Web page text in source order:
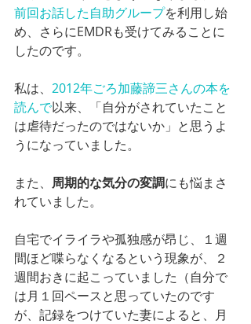
前回お話した自助グループを利用し始
め、さらにEMDRも受けてみることに
したのです。
私は、 2012年ごろ加藤諦三さんの本を
読んで以来、「自分がされていたこと
は虐待だったのではないか」と思うよ
うになっていました。
また、 周期的な気分の変調にも悩まさ
れていました。
自宅でイライラや孤独感が昂じ、１週
間ほど喋らなくなるという現象が、２
週間おきに起こっていました（自分で
は月１回ペースと思っていたのです
が、記録をつけていた妻によると、月